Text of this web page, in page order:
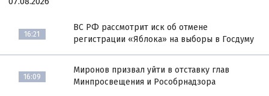
16:21
ВС РФ рассмотрит иск об отмене
регистрации «Яблока» на выборы в Госдуму
16:09
Миронов призвал уйти в отставку глав
Минпросвещения и Рособрнадзора